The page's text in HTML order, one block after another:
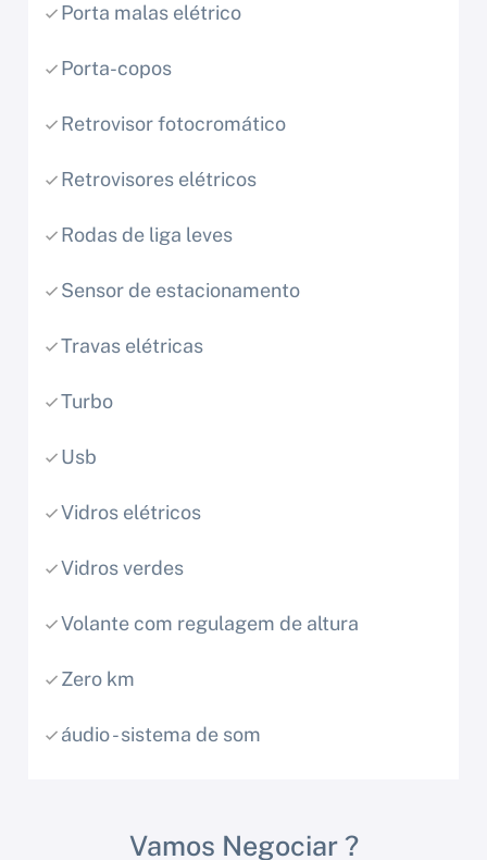
Porta malas elétrico
Porta-copos
Retrovisor fotocromático
Retrovisores elétricos
Rodas de liga leves
Sensor de estacionamento
Travas elétricas
Turbo
Usb
Vidros elétricos
Vidros verdes
Volante com regulagem de altura
Zero km
áudio - sistema de som
Vamos Negociar ?